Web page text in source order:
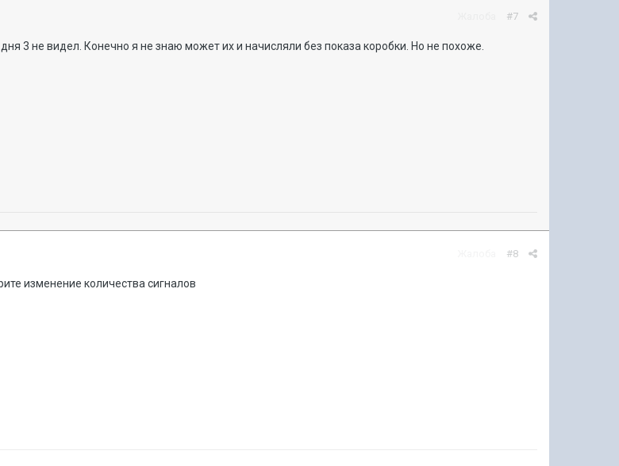
#7
3 не видел. Конечно я не знаю может их и начисляли без показа коробки. Но не похоже.
#8
изменение количества сигналов